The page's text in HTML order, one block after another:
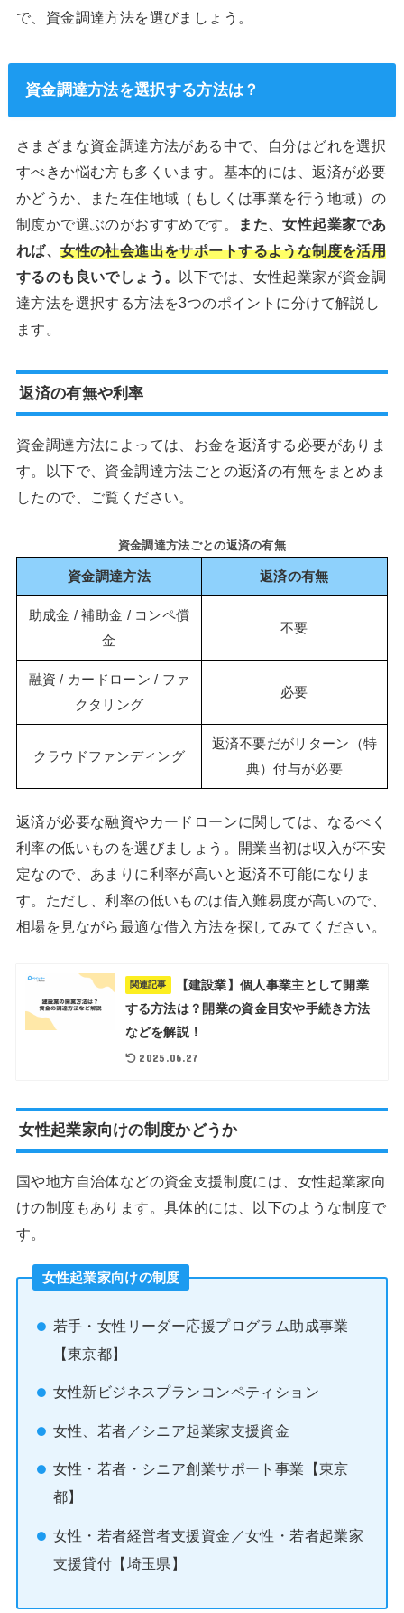
で、資金調達方法を選びましょう。
資金調達方法を選択する方法は？
さまざまな資金調達方法がある中で、自分はどれを選択
すべきか悩む方も多くいます。基本的には、返済が必要
かどうか、また在住地域（もしくは事業を行う地域）の
制度かで選ぶのがおすすめです。
また、女性起業家であ
れば、女性の社会進出をサポートするような制度を活用
するのも良いでしょう。 以下では、女性起業家が資金調
達方法を選択する方法を3つのポイントに分けて解説し
ます。
返済の有無や利率
資金調達方法によっては、お金を返済する必要がありま
す。以下で、資金調達方法ごとの返済の有無をまとめま
したので、ご覧ください。
資金調達方法ごとの返済の有無
資金調達方法 返済の有無
助成金 / 補助金 / コンペ償
金
不要
融資 / カードローン / ファ
クタリング
必要
クラウドファンディング
返済不要だがリターン（特
典）付与が必要
返済が必要な融資やカードローンに関しては、なるべく
利率の低いものを選びましょう。開業当初は収入が不安
定なので、あまりに利率が高いと返済不可能になりま
す。ただし、利率の低いものは借入難易度が高いので、
相場を見ながら最適な借入方法を探してみてください。
関連記事
【建設業】個人事業主として開業
する方法は？開業の資金目安や手続き方法
などを解説！
2025.06.27
女性起業家向けの制度かどうか
国や地方自治体などの資金支援制度には、女性起業家向
けの制度もあります。具体的には、以下のような制度で
す。
女性起業家向けの制度
若手・女性リーダー応援プログラム助成事業
【東京都】
女性新ビジネスプランコンペティション
女性、若者／シニア起業家支援資金
女性・若者・シニア創業サポート事業【東京
都】
女性・若者経営者支援資金／女性・若者起業家
支援貸付【埼玉県】